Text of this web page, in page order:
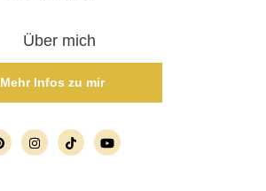
Mehr Infos zu mir